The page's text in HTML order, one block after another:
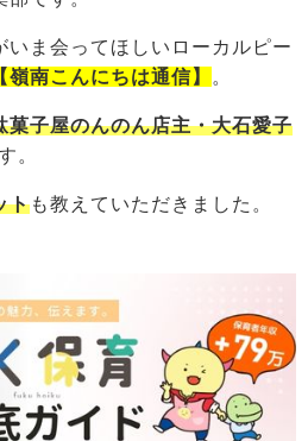
いま会ってほしいローカルピー
【嶺南こんにちは通信】 。
菓子屋のんのん店主・大石愛子
。
トも教えていただきました。